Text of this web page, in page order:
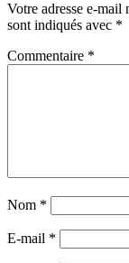
Votre adresse e-mail
sont indiqués avec *
Commentaire *
Nom *
E-mail *